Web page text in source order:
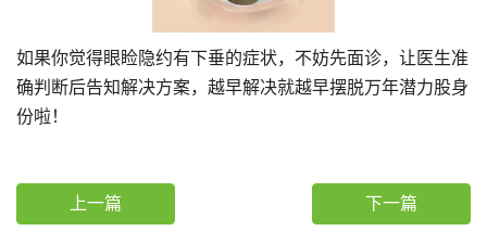
如果你觉得眼睑隐约有下垂的症状，不妨先面诊，让医生准
确判断后告知解决方案，越早解决就越早摆脱万年潜力股身
份啦！
上一篇 下一篇